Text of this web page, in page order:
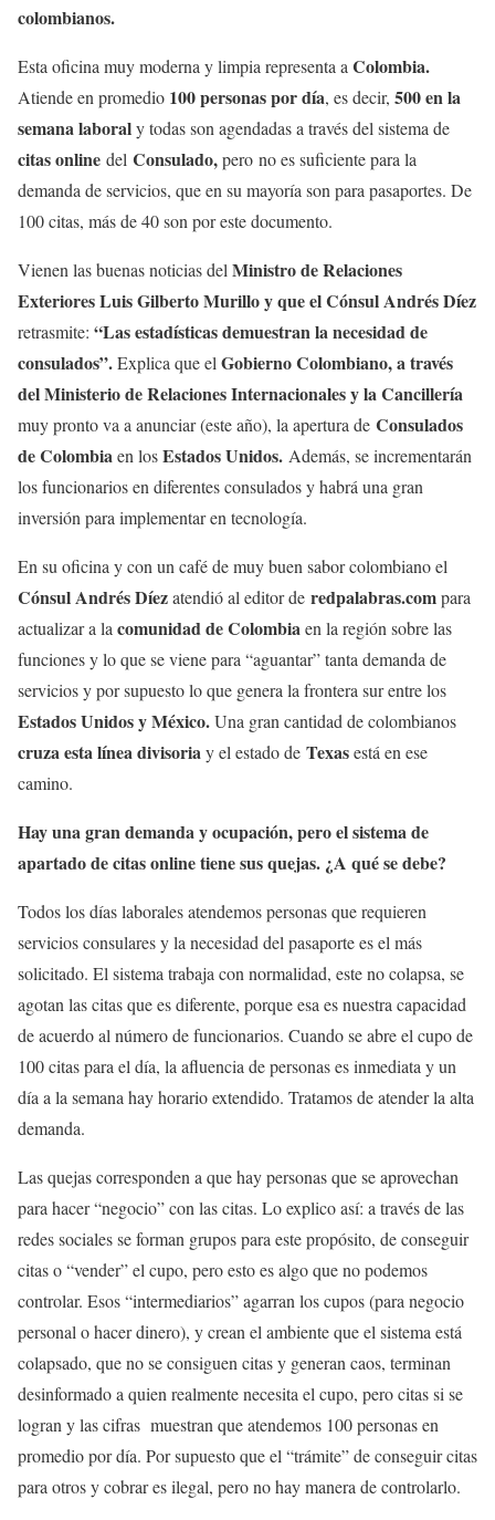
colombianos.
Esta oficina muy moderna y limpia representa a Colombia.
Atiende en promedio 100 personas por día, es decir, 500 en la
semana laboraly todas son agendadas a través del sistema de
citas online del Consulado,pero no es suficiente para la
demanda de servicios, que en su mayoría son para pasaportes. De
100 citas, más de 40 son por este documento.
Vienen las buenas noticias del Ministro de Relaciones
Exteriores Luis Gilberto Murillo y que el Cónsul Andrés Díez
retrasmite: “Las estadísticas demuestran la necesidad de
consulados”.Explica que el Gobierno Colombiano, a través
del Ministerio de Relaciones Internacionales y la Cancillería
muy pronto va a anunciar (este año), la apertura de Consulados
de Colombiaen losEstados Unidos. Además, se incrementarán
los funcionarios en diferentes consulados y habrá una gran
inversión para implementar en tecnología.
En su oficina y con un café de muy buen sabor colombiano el
Cónsul Andrés Díezatendió al editor de redpalabras.compara
actualizar a la comunidad de Colombiaen la región sobre las
funciones y lo que se viene para “aguantar” tanta demanda de
servicios y por supuesto lo que genera la frontera sur entre los
Estados Unidos y México.Una gran cantidad de colombianos
cruza esta línea divisoriay el estado de Texasestá en ese
camino.
Hay una gran demanda y ocupación, pero el sistema de
apartado de citas online tiene sus quejas. ¿A qué se debe?
Todos los días laborales atendemos personas que requieren
servicios consulares y la necesidad del pasaporte es el más
solicitado. El sistema trabaja con normalidad, este no colapsa, se
agotan las citas que es diferente, porque esa es nuestra capacidad
de acuerdo al número de funcionarios. Cuando se abre el cupo de
100 citas para el día, la afluencia de personas es inmediata y un
día a la semana hay horario extendido. Tratamos de atender la alta
demanda.
Las quejas corresponden a que hay personas que se aprovechan
para hacer “negocio” con las citas. Lo explico así: a través de las
redes sociales se forman grupos para este propósito, de conseguir
citas o “vender” el cupo, pero esto es algo que no podemos
controlar. Esos “intermediarios” agarran los cupos (para negocio
personal o hacer dinero), y crean el ambiente que el sistema está
colapsado, que no se consiguen citas y generan caos, terminan
desinformado a quien realmente necesita el cupo, pero citas si se
logran y las cifras muestran que atendemos 100 personas en
promedio por día. Por supuesto que el “trámite” de conseguir citas
para otros y cobrar es ilegal, pero no hay manera de controlarlo.